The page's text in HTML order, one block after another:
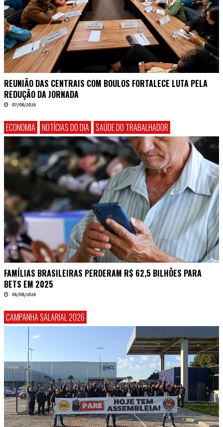
REUNIÃO DAS CENTRAIS COM BOULOS FORTALECE LUTA PELA
REDUÇÃO DA JORNADA
07/08/2026
ECONOMIA NOTÍCIAS DO DIA SAÚDE DO TRABALHADOR
FAMÍLIAS BRASILEIRAS PERDERAM R$ 62,5 BILHÕES PARA
BETS EM 2025
06/08/2026
CAMPANHA SALARIAL 2026